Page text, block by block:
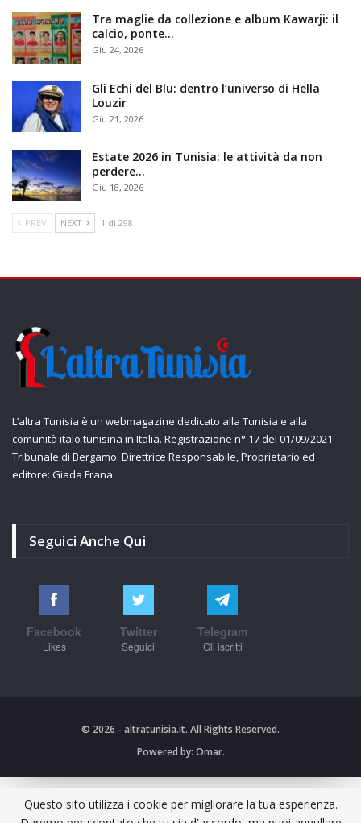
Tra maglie da collezione e album Kawarji: il
calcio, ponte…
Giu 24, 2026
Gli Echi del Blu: dentro l’universo di Hella
Louzir
Giu 21, 2026
Estate 2026 in Tunisia: le attività da non
perdere…
Giu 18, 2026
PREV NEXT 1 di 298
L’altra Tunisia è un webmagazine dedicato alla Tunisia e alla
comunità italo tunisina in Italia. Registrazione n° 17 del 01/09/2021
Tribunale di Bergamo. Direttrice Responsabile, Proprietario ed
editore: Giada Frana.
Seguici Anche Qui
Facebook
Likes
Twitter
Seguici
Telegram
Gli iscritti
© 2026 - altratunisia.it. All Rights Reserved.
Powered by: Omar.
Questo sito utilizza i cookie per migliorare la tua esperienza.